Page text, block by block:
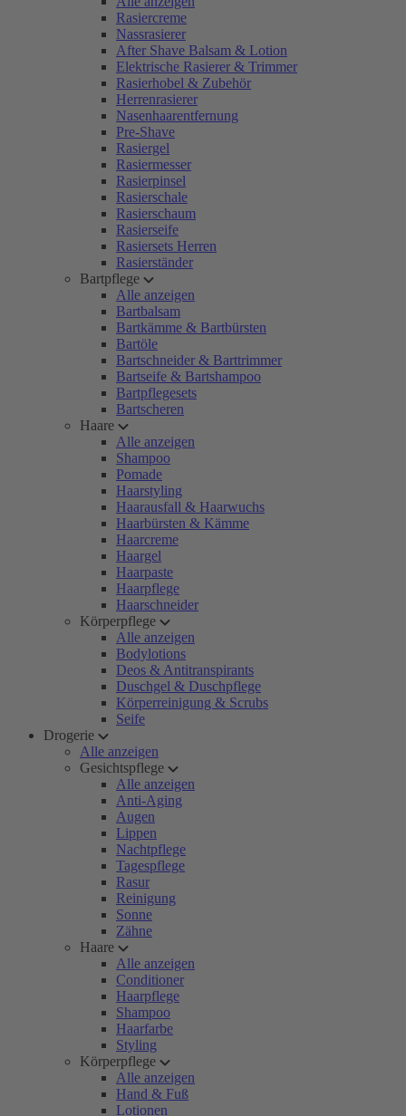
Rasiercreme
Nassrasierer
After Shave Balsam & Lotion
Elektrische Rasierer & Trimmer
Rasierhobel & Zubehör
Herrenrasierer
Nasenhaarentfernung
Pre-Shave
Rasiergel
Rasiermesser
Rasierpinsel
Rasierschale
Rasierschaum
Rasierseife
Rasiersets Herren
Rasierständer
Bartpflege
Alle anzeigen
Bartbalsam
Bartkämme & Bartbürsten
Bartöle
Bartschneider & Barttrimmer
Bartseife & Bartshampoo
Bartpflegesets
Bartscheren
Haare
Alle anzeigen
Shampoo
Pomade
Haarstyling
Haarausfall & Haarwuchs
Haarbürsten & Kämme
Haarcreme
Haargel
Haarpaste
Haarpflege
Haarschneider
Körperpflege
Alle anzeigen
Bodylotions
Deos & Antitranspirants
Duschgel & Duschpflege
Körperreinigung & Scrubs
Seife
Drogerie
Alle anzeigen
Gesichtspflege
Alle anzeigen
Anti-Aging
Augen
Lippen
Nachtpflege
Tagespflege
Rasur
Reinigung
Sonne
Zähne
Haare
Alle anzeigen
Conditioner
Haarpflege
Shampoo
Haarfarbe
Styling
Körperpflege
Alle anzeigen
Hand & Fuß
Lotionen